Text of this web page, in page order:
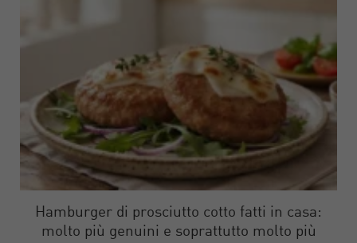
Hamburger di prosciutto cotto fatti in casa:
molto più genuini e soprattutto molto più